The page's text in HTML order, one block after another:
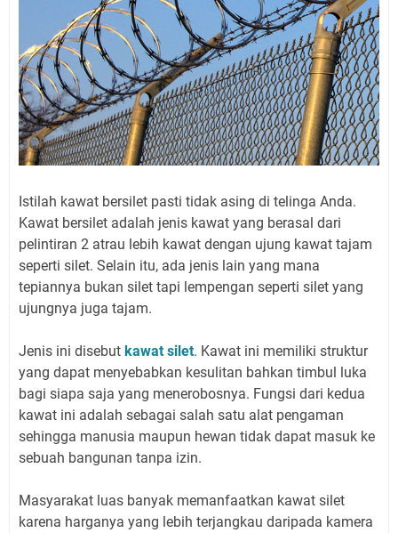
Istilah kawat bersilet pasti tidak asing di telinga Anda.
Kawat bersilet adalah jenis kawat yang berasal dari
pelintiran 2 atrau lebih kawat dengan ujung kawat tajam
seperti silet. Selain itu, ada jenis lain yang mana
tepiannya bukan silet tapi lempengan seperti silet yang
ujungnya juga tajam.
Jenis ini disebut kawat silet. Kawat ini memiliki struktur
yang dapat menyebabkan kesulitan bahkan timbul luka
bagi siapa saja yang menerobosnya. Fungsi dari kedua
kawat ini adalah sebagai salah satu alat pengaman
sehingga manusia maupun hewan tidak dapat masuk ke
sebuah bangunan tanpa izin.
Masyarakat luas banyak memanfaatkan kawat silet
karena harganya yang lebih terjangkau daripada kamera